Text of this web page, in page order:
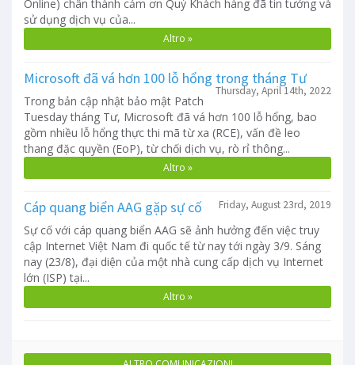
Online) chân thành cảm ơn Quý Khách hàng đã tin tưởng và
sử dụng dịch vụ của...
Altro »
Microsoft đã vá hơn 100 lỗ hổng trong tháng Tư
Thursday, April 14th, 2022
Trong bản cập nhật bảo mật Patch
Tuesday tháng Tư, Microsoft đã vá hơn 100 lỗ hổng, bao
gồm nhiều lỗ hổng thực thi mã từ xa (RCE), vấn đề leo
thang đặc quyền (EoP), từ chối dịch vụ, rò rỉ thông...
Altro »
Cáp quang biển AAG gặp sự cố Friday, August 23rd, 2019
Sự cố với cáp quang biển AAG sẽ ảnh hưởng đến việc truy
cập Internet Việt Nam đi quốc tế từ nay tới ngày 3/9. Sáng
nay (23/8), đại diện của một nhà cung cấp dịch vụ Internet
lớn (ISP) tại...
Altro »